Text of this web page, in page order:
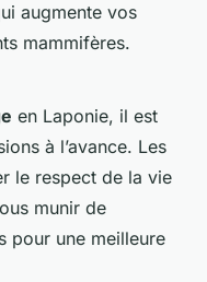
augmente vos
mammifères.
en Laponie, il est
à l’avance. Les
le respect de la vie
munir de
pour une meilleure